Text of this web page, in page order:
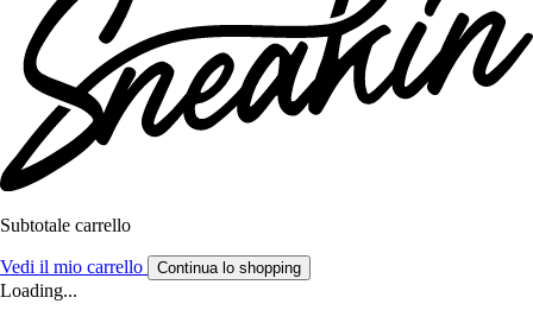
Subtotale carrello
Vedi il mio carrello Continua lo shopping
Loading...